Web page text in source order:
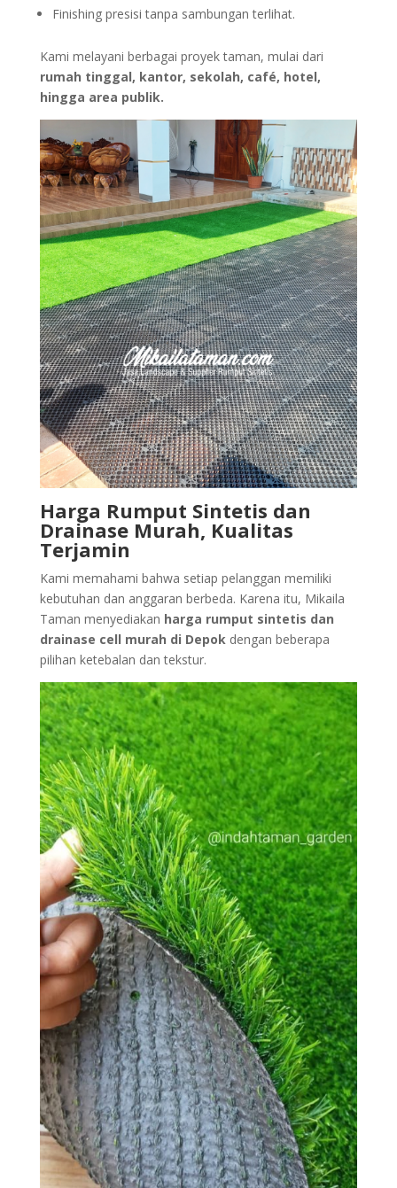
Finishing presisi tanpa sambungan terlihat.
Kami melayani berbagai proyek taman, mulai dari
rumah tinggal, kantor, sekolah, café, hotel,
hingga area publik.
Harga Rumput Sintetis dan
Drainase Murah, Kualitas
Terjamin
Kami memahami bahwa setiap pelanggan memiliki
kebutuhan dan anggaran berbeda. Karena itu, Mikaila
Taman menyediakan harga rumput sintetis dan
drainase cell murah di Depokdengan beberapa
pilihan ketebalan dan tekstur.